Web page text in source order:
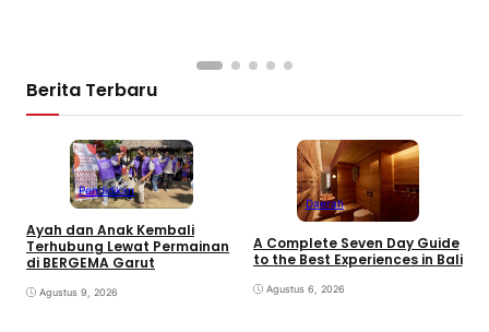
Berita Terbaru
Pendidikan
Ayah dan Anak Kembali
Terhubung Lewat Permainan
di BERGEMA Garut
Agustus 9, 2026
Daerah
A Complete Seven Day Guide
to the Best Experiences in Bali
Agustus 6, 2026